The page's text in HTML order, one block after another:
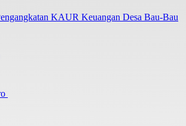
KAUR Keuangan Desa Bau-Bau